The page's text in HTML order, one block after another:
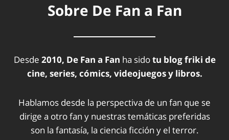
Sobre De Fan a Fan
Desde 2010, De Fan a Fan ha sidotu blog friki de
cine, series, cómics, videojuegos y libros.
Hablamos desde la perspectiva de un fan que se
dirige a otro fan y nuestras temáticas preferidas
son la fantasía, la ciencia ficción y el terror.